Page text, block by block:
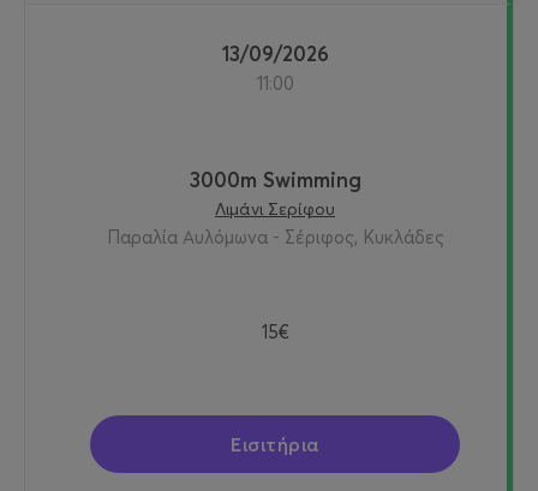
13/09/2026
11:00
3000m Swimming
Λιμάνι Σερίφου
Παραλία Αυλόμωνα - Σέριφος, Κυκλάδες
15€
Εισιτήρια